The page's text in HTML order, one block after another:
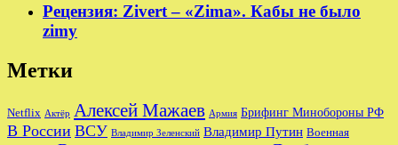
Рецензия: Zivert – «Zima». Кабы не было
zimy
Метки
Netflix Актёр Алексей Мажаев Армия Брифинг Минобороны РФ
В России ВСУ Владимир Зеленский Владимир Путин Военная